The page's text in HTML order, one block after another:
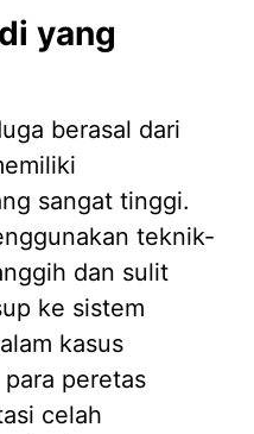
yang
berasal dari
sangat tinggi.
teknik-
dan sulit
ke sistem
kasus
peretas
celah